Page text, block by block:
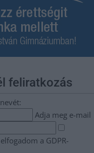
feliratkozás
Adja meg e-mail
a GDPR-